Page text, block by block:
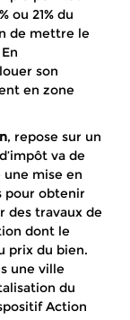
ou 21% du
de mettre le
son
en zone
, repose sur un
va de
une mise en
pour obtenir
des travaux de
dont le
prix du bien.
une ville
du
Action